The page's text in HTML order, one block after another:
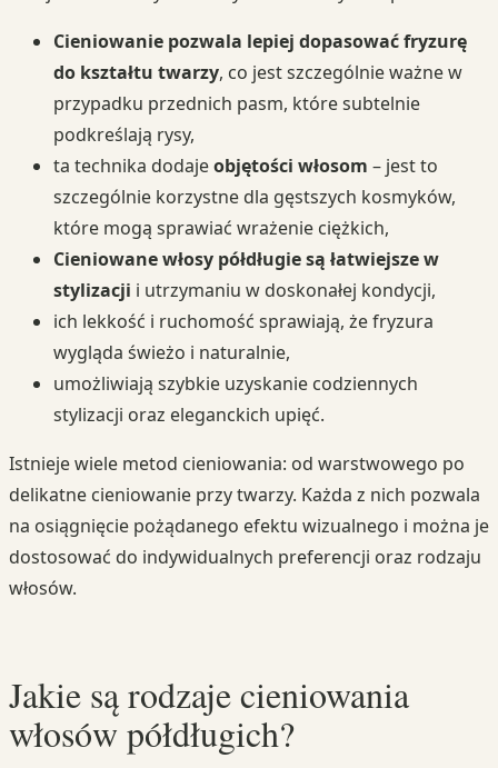
Cieniowanie pozwala lepiej dopasować fryzurę
do kształtu twarzy, co jest szczególnie ważne w
przypadku przednich pasm, które subtelnie
podkreślają rysy,
ta technika dodajeobjętości włosom – jest to
szczególnie korzystne dla gęstszych kosmyków,
które mogą sprawiać wrażenie ciężkich,
Cieniowane włosy półdługie są łatwiejsze w
stylizacji i utrzymaniu w doskonałej kondycji,
ich lekkość i ruchomość sprawiają, że fryzura
wygląda świeżo i naturalnie,
umożliwiają szybkie uzyskanie codziennych
stylizacji oraz eleganckich upięć.
Istnieje wiele metod cieniowania: od warstwowego po
delikatne cieniowanie przy twarzy. Każda z nich pozwala
na osiągnięcie pożądanego efektu wizualnego i można je
dostosować do indywidualnych preferencji oraz rodzaju
włosów.
Jakie są rodzaje cieniowania
włosów półdługich?